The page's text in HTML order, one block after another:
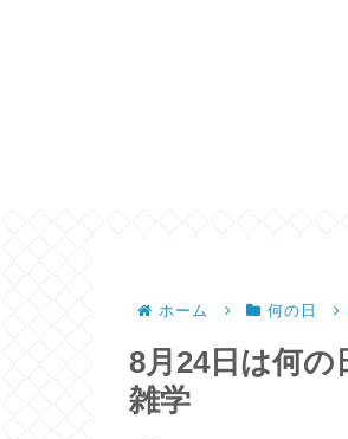
ホーム 何の日
8月24日は何の
雑学